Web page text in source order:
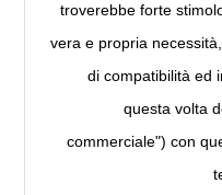
troverebbe forte
vera e propria
di compatibilità ed
questa volta
commerciale") con